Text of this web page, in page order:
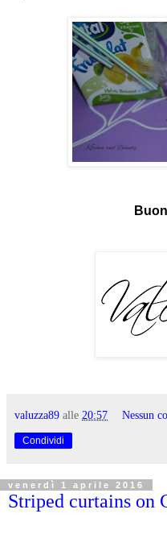
valuzza89 alle 20:57 Nessun
Condividi
venerdì 1 aprile 2016
Striped curtains on